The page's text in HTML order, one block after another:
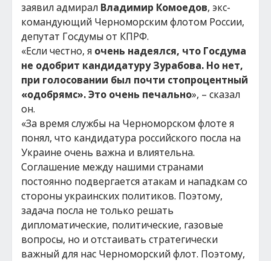
заявил адмирал Владимир Комоедов, экс-
командующий Черноморским флотом России,
депутат Госдумы от КПРФ.
«Если честно, я очень надеялся, что Госдума
не одобрит кандидатуру Зурабова. Но нет,
при голосовании был почти стопроцентный
«одобрямс». Это очень печально», – сказал
он.
«За время службы на Черноморском флоте я
понял, что кандидатура российского посла на
Украине очень важна и влиятельна.
Соглашение между нашими странами
постоянно подвергается атакам и нападкам со
стороны украинских политиков. Поэтому,
задача посла не только решать
дипломатические, политические, газовые
вопросы, но и отстаивать стратегически
важный для нас Черноморский флот. Поэтому,